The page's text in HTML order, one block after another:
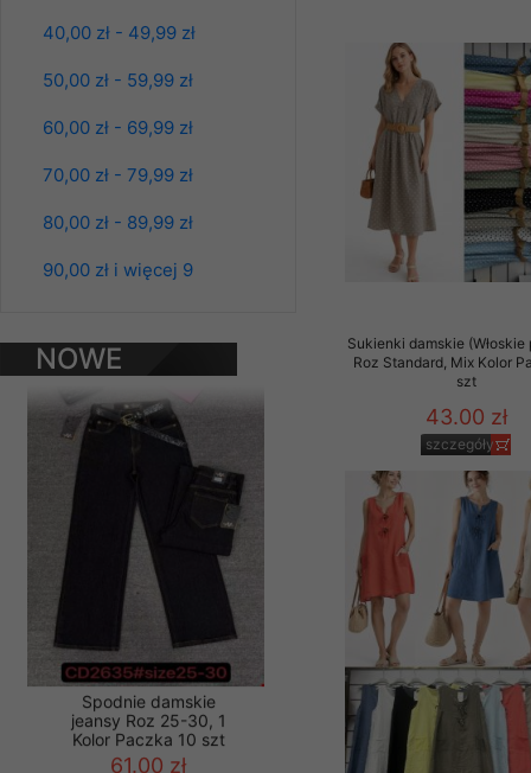
40,00 zł - 49,99 zł
50,00 zł - 59,99 zł
60,00 zł - 69,99 zł
70,00 zł - 79,99 zł
80,00 zł - 89,99 zł
90,00 zł i więcej 9
NOWE
PRODUKTY
Kolor Paczka 10 szt
61.00 zł
szczegóły
Sukienki damskie (Włoskie
Roz Standard, Mix Kolor
szt
43.00 zł
szczegóły
Nasz Sklep
przez nasz serwer i
jego indywidualnych
opcję przyjmowania
może wpłynąć na
Klienta przechowują
• sesji
• ostatnio
Materiały
szczególności
zawierającego
naszym Sklepie.
Wszelkie pytania,
osobowych prosimy